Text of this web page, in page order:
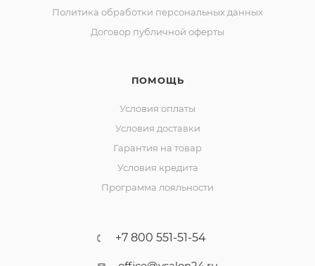
Политика обработки персональных данных
Договор публичной оферты
ПОМОЩЬ
Условия оплаты
Условия доставки
Гарантия на товар
Условия кредита
Программа лояльности
+7 800 551-51-54